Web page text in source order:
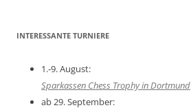
INTERESSANTE TURNIERE
1.-9. August:
Sparkassen Chess Trophy in Dortmund
ab 29. September: